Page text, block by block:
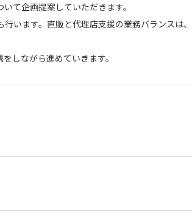
て企画提案していただきます。
います。直販と代理店支援の業務バランスは
しながら進めていきます。